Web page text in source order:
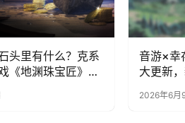
头里有什么？克系
《地渊珠宝匠》6
音游×幸
大更新
2026年6月